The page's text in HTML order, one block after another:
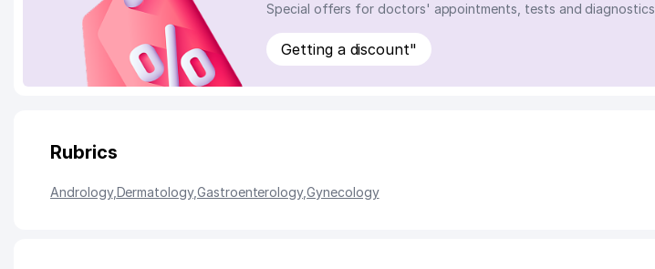
Special offers for doctors' appointments, tests and diagnostics
Getting a discount"
Rubrics
Andrology,Dermatology,Gastroenterology,Gynecology